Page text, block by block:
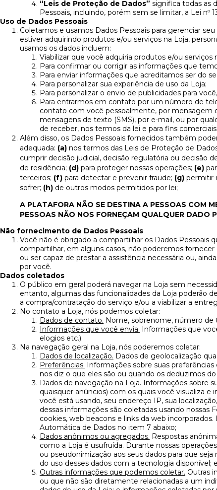
“Leis de Proteção de Dados” significa todas as
Pessoais, incluindo, porém sem se limitar, a Lei nº
Uso de Dados Pessoais
Coletamos e usamos Dados Pessoais para gerenciar
estiver adquirindo produtos e/ou serviços na Loja,
usamos os dados incluem:
Viabilizar que você adquiria produtos e/ou serviços
Para confirmar ou corrigir as informações que
Para enviar informações que acreditamos ser do
Para personalizar sua experiência de uso da Loja;
Para personalizar o envio de publicidades para
Para entrarmos em contato por um número de
contato com você pessoalmente, por mensagem
mensagens de texto (SMS), por e-mail, ou por
de receber, nos termos da lei e para fins comerciais
Além disso, os Dados Pessoais fornecidos também
adequada: (a) nos termos das Leis de Proteção de
cumprir decisão judicial, decisão regulatória ou decisão
de residência; (d) para proteger nossas operações; (e)
terceiros; (f) para detectar e prevenir fraude; (g) permitir-
sofrer; (h) de outros modos permitidos por lei;
A PLATAFORA NÃO SE DESTINA A PESSOAS COM
PESSOAS NÃO NOS FORNEÇAM QUALQUER DADO
Não fornecimento de Dados Pessoais
Você não é obrigado a compartilhar os Dados Pessoais
compartilhar, em alguns casos, não poderemos
ou ser capaz de prestar a assistência necessária ou,
por você.
Dados coletados
O público em geral poderá navegar na Loja sem
entanto, algumas das funcionalidades da Loja poderão
a compra/contratação do serviço e/ou a viabilizar a
No contato a Loja, nós podemos coletar:
Dados de contato. Nome, sobrenome, número de
Informações que você envia. Informações que
elogios etc.).
Na navegação geral na Loja, nós poderemos coletar:
Dados de localização. Dados de geolocalização
Preferências. Informações sobre suas
nos diz o que eles são ou quando os deduzimos
Dados de navegação na Loja. Informações sobre
quaisquer anúncios) com os quais você visualiza
você está usando, seu endereço IP, sua
dessas informações são coletadas usando
cookies, web beacons e links da web
Automática de Dados no item 7 abaixo;
Dados anônimos ou agregados. Respostas
como a Loja é usufruída. Durante nossas
ou pseudonimização aos seus dados para que
do uso desses dados com a tecnologia disponível; e
Outras informações que podemos coletar. Outras
ou que não são diretamente relacionadas a um